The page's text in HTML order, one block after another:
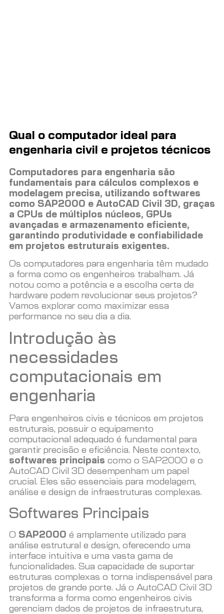
Qual o computador ideal para
engenharia civil e projetos técnicos
Computadores para engenharia são
fundamentais para cálculos complexos e
modelagem precisa, utilizando softwares
como SAP2000 e AutoCAD Civil 3D, graças
a CPUs de múltiplos núcleos, GPUs
avançadas e armazenamento eficiente,
garantindo produtividade e confiabilidade
em projetos estruturais exigentes.
Os computadores para engenharia têm mudado
a forma como os engenheiros trabalham. Já
notou como a potência e a escolha certa de
hardware podem revolucionar seus projetos?
Vamos explorar como maximizar essa
performance no seu dia a dia.
Introdução às
necessidades
computacionais em
engenharia
Para engenheiros civis e técnicos em projetos
estruturais, possuir o equipamento
computacional adequado é fundamental para
garantir precisão e eficiência. Neste contexto,
softwares principais como o SAP2000 e o
AutoCAD Civil 3D desempenham um papel
crucial. Eles são essenciais para modelagem,
análise e design de infraestruturas complexas.
Softwares Principais
O SAP2000 é amplamente utilizado para
análise estrutural e design, oferecendo uma
interface intuitiva e uma vasta gama de
funcionalidades. Sua capacidade de suportar
estruturas complexas o torna indispensável para
projetos de grande porte. Já o AutoCAD Civil 3D
transforma a forma como engenheiros civis
gerenciam dados de projetos de infraestrutura,